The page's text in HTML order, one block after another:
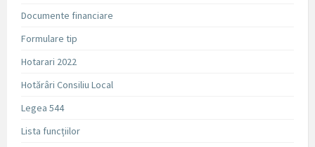
Documente financiare
Formulare tip
Hotarari 2022
Hotărâri Consiliu Local
Legea 544
Lista funcțiilor